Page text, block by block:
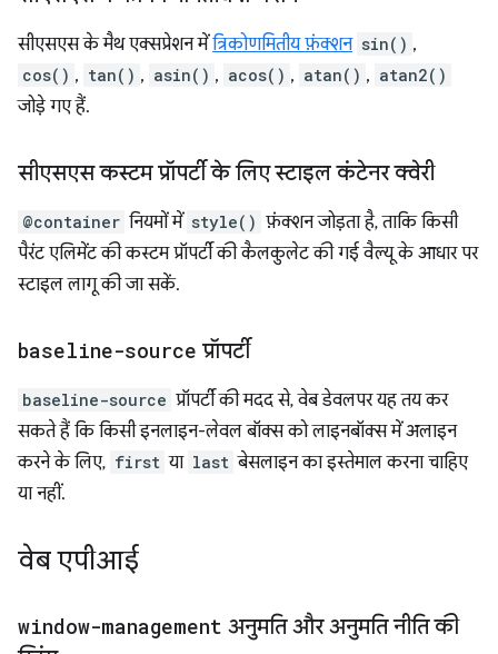
सीएसएस के मैथ एक्सप्रेशन मेंत्रिकोणमितीय फ़ंक्शन sin() ,
cos() , tan() , asin() , acos() , atan() , atan2()
जोड़े गए हैं.
सीएसएस कस्टम प्रॉपर्टी के लिए स्टाइल कंटेनर क्वेरी
@container नियमों में style() फ़ंक्शन जोड़ता है, ताकि किसी
पैरंट एलिमेंट की कस्टम प्रॉपर्टी की कैलकुलेट की गई वैल्यू के आधार पर
स्टाइल लागू की जा सकें.
baseline-source प्रॉपर्टी
baseline-source प्रॉपर्टी की मदद से, वेब डेवलपर यह तय कर
सकते हैं कि किसी इनलाइन-लेवल बॉक्स को लाइनबॉक्स में अलाइन
करने के लिए, first या last बेसलाइन का इस्तेमाल करना चाहिए
या नहीं.
वेब एपीआई
window-management अनुमति और अनुमति नीति की